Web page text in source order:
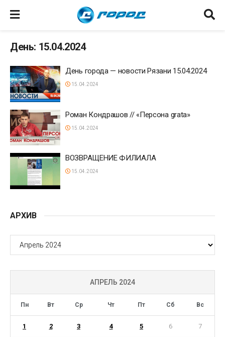
День: 15.04.2024
День города — новости Рязани 15.04.2024
15.04.2024
Роман Кондрашов // «Персона grata»
15.04.2024
ВОЗВРАЩЕНИЕ ФИЛИАЛА
15.04.2024
АРХИВ
АРХИВ
АПРЕЛЬ 2024
Пн Вт Ср Чт Пт Сб Вс
1 2 3 4 5 6 7